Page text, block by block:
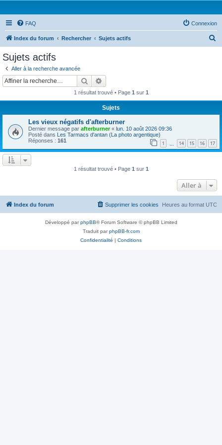
FAQ Connexion
Index du forum Rechercher Sujets actifs
Sujets actifs
Aller à la recherche avancée
Rechercher
1 résultat trouvé • Page 1 sur 1
Sujets
Les vieux négatifs d'afterburner
Dernier message par afterburner« lun. 10 août 2026 09:36
Posté dans Les Tarmacs d'antan (La photo argentique)
Réponses : 161 1 14 15 16 17
1 résultat trouvé • Page 1 sur 1
Aller à
Index du forum Heures au format UTC
Supprimer les cookies
Développé parphpBB® Forum Software © phpBB Limited
Traduit parphpBB-fr.com
Confidentialité | Conditions